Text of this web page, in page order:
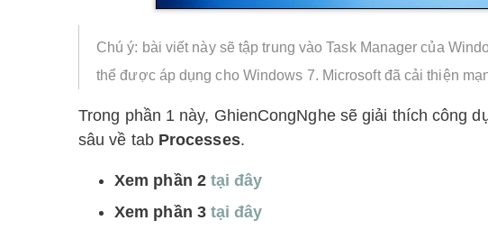
Chú ý: bài viết này sẽ tập trung vào Task Manager của
thể được áp dụng cho Windows 7. Microsoft đã cải thiện
Trong phần 1 này, GhienCongNghe sẽ giải thích công
sâu về tab Processes.
Xem phần 2 tại đây
Xem phần 3 tại đây